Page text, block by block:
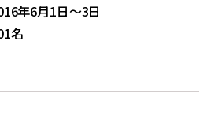
年6月1日～3日
名